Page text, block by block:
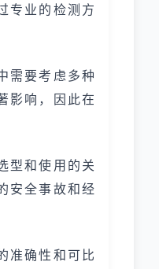
专业的检测方
需要考虑多种
影响，因此在
型和使用的关
安全事故和经
准确性和可比